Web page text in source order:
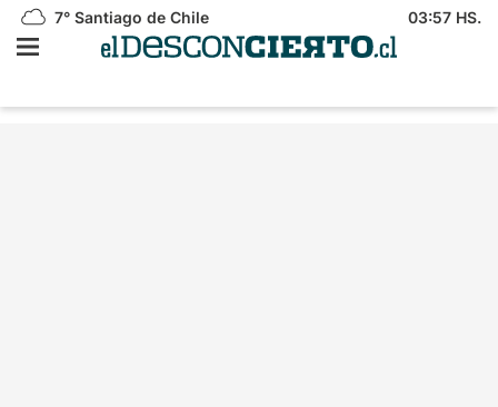
7° Santiago de Chile 03:57 HS.